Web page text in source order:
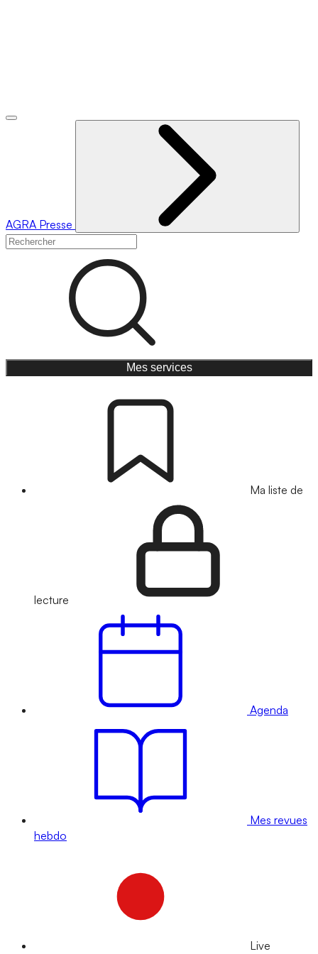
AGRA Presse
Mes services
Ma liste de
lecture
Agenda
Mes revues
hebdo
Live